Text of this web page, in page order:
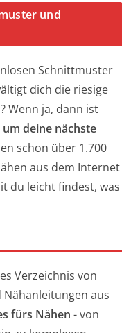
und
Schnittmuster
dich die riesige
Wenn ja, dann ist
deine nächste
schon über 1.700
aus dem Internet
du leicht findest, was
Verzeichnis von
aus
fürs Nähen - von